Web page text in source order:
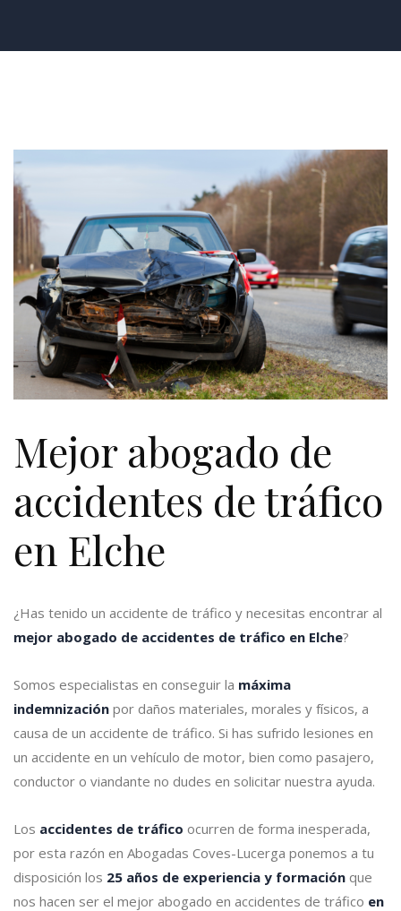
Mejor abogado de
accidentes de tráfico
en Elche
¿Has tenido un accidente de tráfico y necesitas encontrar al
mejor abogado de accidentes de tráfico en Elche?
Somos especialistas en conseguir la máxima
indemnización por daños materiales, morales y físicos, a
causa de un accidente de tráfico. Si has sufrido lesiones en
un accidente en un vehículo de motor, bien como pasajero,
conductor o viandante no dudes en solicitar nuestra ayuda.
Los accidentes de tráfico ocurren de forma inesperada,
por esta razón en Abogadas Coves-Lucerga ponemos a tu
disposición los 25 años de experiencia y formación que
nos hacen ser el mejor abogado en accidentes de tráfico en